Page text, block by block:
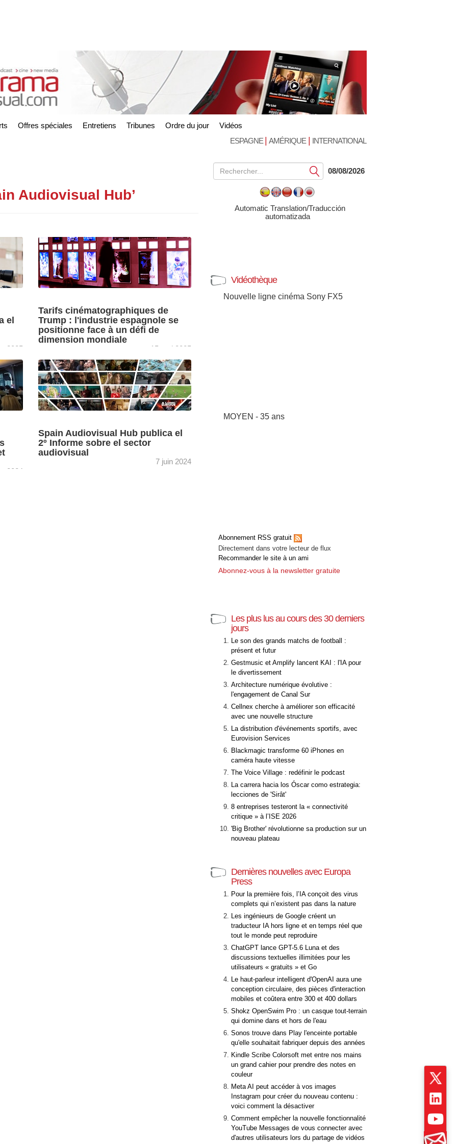
Offres spéciales Entretiens Tribunes Ordre du jour
Vidéos
ESPAGNE | AMÉRIQUE | INTERNATIONAL
Audiovisual Hub’
el
2025
[+]
Tarifs cinématographiques de
Trump : l'industrie espagnole se
positionne face à un défi de
dimension mondiale
15 mai 2025
Fabia Buenaventura (PATE), Ferrán Cera
(PROA), Felipe Lage (AGAPI) et Rubén
Zarauza (Cluster Audiovisuel des Îles
Canaries) répondent à l'annonce du président
américain, ...
2024
Spain Audiovisual Hub publica el
2º Informe sobre el sector
audiovisual
7 juin 2024
Soumettre08/08/2026
Automatic Translation/Traducción
automatizada
Vidéothèque
Nouvelle ligne cinéma Sony FX5
MOYEN - 35 ans
Abonnement RSS gratuit
Directement dans votre lecteur de flux
Recommander le site à un ami
Abonnez-vous à la newsletter gratuite
Les plus lus au cours des 30 derniers
jours
Le son des grands matchs de football :
présent et futur
Gestmusic et Amplify lancent KAI : l'IA pour
le divertissement
Architecture numérique évolutive :
l'engagement de Canal Sur
Cellnex cherche à améliorer son efficacité
avec une nouvelle structure
La distribution d'événements sportifs, avec
Eurovision Services
Blackmagic transforme 60 iPhones en
caméra haute vitesse
The Voice Village : redéfinir le podcast
La carrera hacia los Óscar como estrategia:
lecciones de 'Sirât'
8 entreprises testeront la « connectivité
critique » à l’ISE 2026
'Big Brother' révolutionne sa production sur un
nouveau plateau
Dernières nouvelles avec Europa
Press
Pour la première fois, l’IA conçoit des virus
complets qui n’existent pas dans la nature
Les ingénieurs de Google créent un
traducteur IA hors ligne et en temps réel que
tout le monde peut reproduire
ChatGPT lance GPT-5.6 Luna et des
discussions textuelles illimitées pour les
utilisateurs « gratuits » et Go
Le haut-parleur intelligent d'OpenAI aura une
conception circulaire, des pièces d'interaction
mobiles et coûtera entre 300 et 400 dollars
Shokz OpenSwim Pro : un casque tout-terrain
qui domine dans et hors de l'eau
Sonos trouve dans Play l'enceinte portable
qu'elle souhaitait fabriquer depuis des années
Kindle Scribe Colorsoft met entre nos mains
un grand cahier pour prendre des notes en
couleur
Meta AI peut accéder à vos images
Instagram pour créer du nouveau contenu :
voici comment la désactiver
Comment empêcher la nouvelle fonctionnalité
YouTube Messages de vous connecter avec
d'autres utilisateurs lors du partage de vidéos